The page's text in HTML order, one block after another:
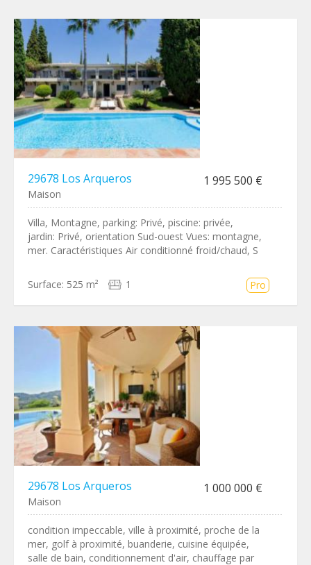
29678 Los Arqueros 1 995 500 €
Maison
Villa, Montagne, parking: Privé, piscine: privée,
jardin: Privé, orientation Sud-ouest Vues: montagne,
mer. Caractéristiques Air conditionné froid/chaud, S
Surface: 525 m² 1 Pro
29678 Los Arqueros 1 000 000 €
Maison
condition impeccable, ville à proximité, proche de la
mer, golf à proximité, buanderie, cuisine équipée,
salle de bain, conditionnement d'air, chauffage par